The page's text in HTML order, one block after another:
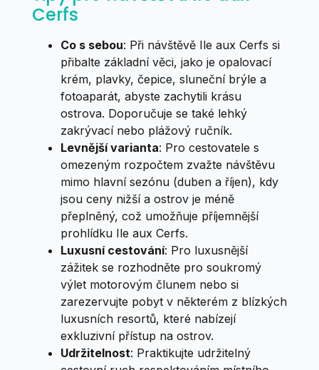
Cerfs
Co s sebou: Při návštěvě Ile aux Cerfs si
přibalte základní věci, jako je opalovací
krém, plavky, čepice, sluneční brýle a
fotoaparát, abyste zachytili krásu
ostrova. Doporučuje se také lehký
zakrývací nebo plážový ručník.
Levnější varianta: Pro cestovatele s
omezeným rozpočtem zvažte návštěvu
mimo hlavní sezónu (duben a říjen), kdy
jsou ceny nižší a ostrov je méně
přeplněný, což umožňuje příjemnější
prohlídku Ile aux Cerfs.
Luxusní cestování: Pro luxusnější
zážitek se rozhodněte pro soukromý
výlet motorovým člunem nebo si
zarezervujte pobyt v některém z blízkých
luxusních resortů, které nabízejí
exkluzivní přístup na ostrov.
Udržitelnost: Praktikujte udržitelný